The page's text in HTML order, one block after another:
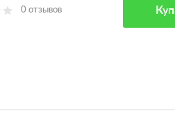
0 отзывов